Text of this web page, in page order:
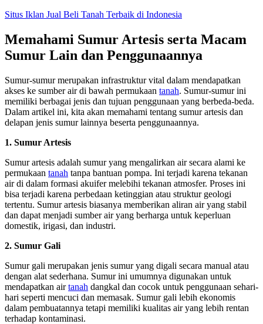
Skip
content
Situs Iklan Jual Beli Tanah Terbaik di Indonesia
Memahami Sumur Artesis serta Macam
Sumur Lain dan Penggunaannya
Sumur-sumur merupakan infrastruktur vital dalam mendapatkan
akses ke sumber air di bawah permukaan tanah. Sumur-sumur ini
memiliki berbagai jenis dan tujuan penggunaan yang berbeda-beda.
Dalam artikel ini, kita akan memahami tentang sumur artesis dan
delapan jenis sumur lainnya beserta penggunaannya.
1. Sumur Artesis
Sumur artesis adalah sumur yang mengalirkan air secara alami ke
permukaan tanah tanpa bantuan pompa. Ini terjadi karena tekanan
air di dalam formasi akuifer melebihi tekanan atmosfer. Proses ini
bisa terjadi karena perbedaan ketinggian atau struktur geologi
tertentu. Sumur artesis biasanya memberikan aliran air yang stabil
dan dapat menjadi sumber air yang berharga untuk keperluan
domestik, irigasi, dan industri.
2. Sumur Gali
Sumur gali merupakan jenis sumur yang digali secara manual atau
dengan alat sederhana. Sumur ini umumnya digunakan untuk
mendapatkan airtanah dangkal dan cocok untuk penggunaan sehari-
hari seperti mencuci dan memasak. Sumur gali lebih ekonomis
dalam pembuatannya tetapi memiliki kualitas air yang lebih rentan
terhadap kontaminasi.